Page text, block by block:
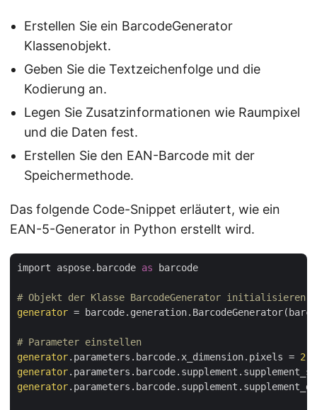
Erstellen Sie ein BarcodeGenerator
Klassenobjekt.
Geben Sie die Textzeichenfolge und die
Kodierung an.
Legen Sie Zusatzinformationen wie Raumpixel
und die Daten fest.
Erstellen Sie den EAN-Barcode mit der
Speichermethode.
Das folgende Code-Snippet erläutert, wie ein
EAN-5-Generator in Python erstellt wird.
import aspose.barcode as barcode
# Objekt der Klasse BarcodeGenerator initialisieren
generator =
# Parameter einstellen
generator.parameters.barcode.x_dimension.pixels = 2
generator
generator